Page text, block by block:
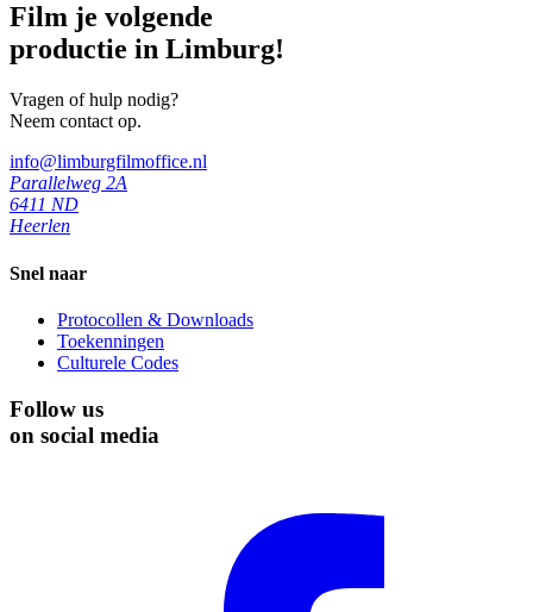
Film je volgende
productie in Limburg!
Vragen of hulp nodig?
Neem contact op.
info@limburgfilmoffice.nl
Parallelweg 2A
6411 ND
Heerlen
Snel naar
Protocollen & Downloads
Toekenningen
Culturele Codes
Follow us
on social media